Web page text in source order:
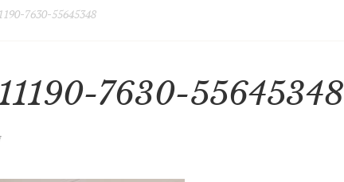
7630-55645348
7630-55645348